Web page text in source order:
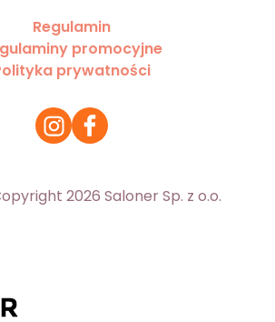
Regulamin
promocyjne
prywatności
2026 Saloner Sp. z o.o.